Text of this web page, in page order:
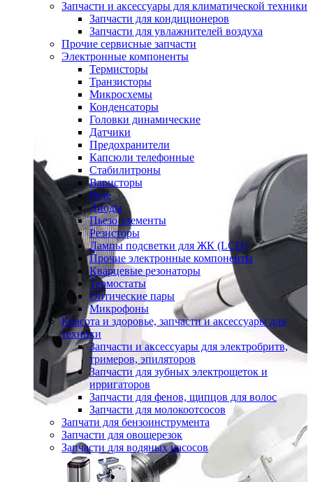
Запчасти и аксессуары для климатической техники
Запчасти для кондиционеров
Запчасти для увлажнителей воздуха
Прочие сервисные запчасти
Электронные компоненты
Термисторы
Транзисторы
Микросхемы
Конденсаторы
Головки динамические
Датчики
Предохранители
Капсюли телефонные
Стабилитроны
Варисторы
Реле
Диоды
Пьезо элементы
Резисторы
Лампы подсветки для ЖК (LCD)
Прочие электронные компоненты
Кварцевые резонаторы
Термостаты
Оптические пары
Микрофоны
Красота и здоровье, запчасти и аксессуары для
техники
Запчасти и аксессуары для электробритв,
тримеров, эпиляторов
Запчасти для зубных электрощеток и
ирригаторов
Запчасти для фенов, щипцов для волос
Запчасти для молокоотсосов
Запчати для бензоинструмента
Запчасти для овощерезок
Запчасти для водяных насосов